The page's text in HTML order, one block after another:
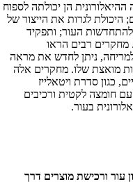
הן יכולתה לספוח
לגרות את הייצור של
העור; ותפקיד
רבים הראו
לחדש את מראה
שלו. מחקרים אלה
ויטאלייז
לקטית ורכיבים
מוצרים דרך